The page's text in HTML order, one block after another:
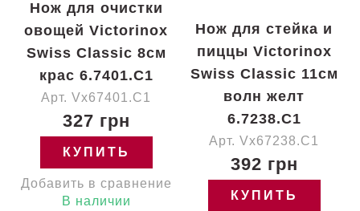
Нож для очистки
овощей Victorinox
Swiss Classic 8см
крас 6.7401.C1
Арт. Vx67401.C1
327 грн
КУПИТЬ
Добавить в сравнение
В наличии
Нож для стейка и
пиццы Victorinox
Swiss Classic 11см
волн желт
6.7238.C1
Арт. Vx67238.C1
392 грн
КУПИТЬ